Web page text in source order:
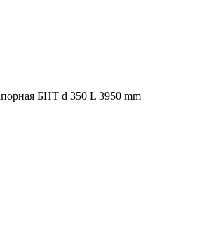
БНТ d 350 L 3950 mm